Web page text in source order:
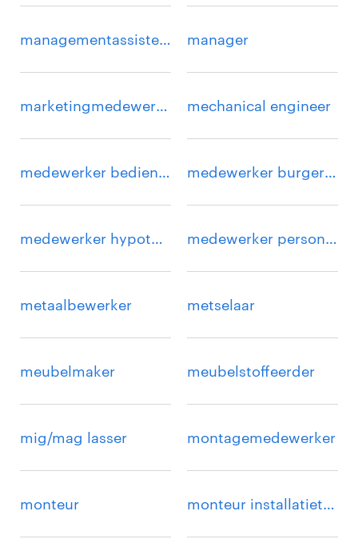
managementassistent manager
marketingmedewerker mechanical engineer
medewerker bediening medewerker burgerzaken
medewerker hypotheken medewerker personeelsadministratie
metaalbewerker metselaar
meubelmaker meubelstoffeerder
mig/mag lasser montagemedewerker
monteur monteur installatietechnieken